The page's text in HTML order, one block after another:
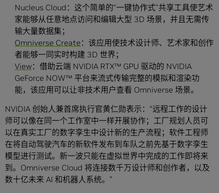
Nucleus Cloud：这个简单的“一键协作式”共享工具使艺术
家能够从任意地点访问和编辑大型 3D 场景，并且无需传
输大量数据集；
Omniverse Create ：该应用使技术设计师、艺术家和创作
者能够一同实时构建 3D 世界；
View：借助云端 NVIDIA RTX™ GPU 驱动的 NVIDIA
GeForce NOW™ 平台来流式传输完整的模拟和渲染功
能，该应用可以让非技术用户查看 Omniverse 场景。
NVIDIA 创始人兼首席执行官黄仁勋表示：“远程工作的设计
师可以像在同一个工作室中一样开展协作；工厂规划人员可
以在真实工厂的数字孪生中设计新的生产流程；软件工程师
在将自动驾驶汽车的新软件发布到车队之前先基于数字孪生
模型进行测试。新一波只能在虚拟世界中完成的工作即将来
到。Omniverse Cloud 将连接数千万设计师和创作者，以及
数十亿未来 AI 和机器人系统。”